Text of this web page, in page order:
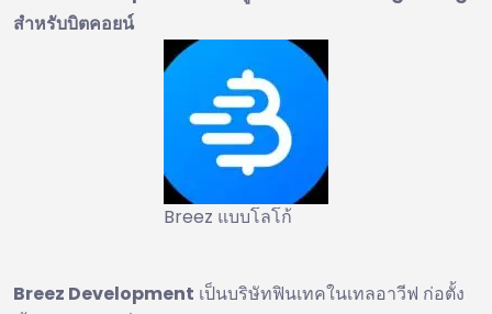
สำหรับบิตคอยน์
Breez แบบโลโก้
Breez Development เป็นบริษัทฟินเทคในเทลอาวีฟ ก่อตั้ง